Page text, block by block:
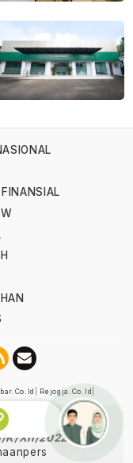
Rejogja.co.id
Pers
K/XII/2022